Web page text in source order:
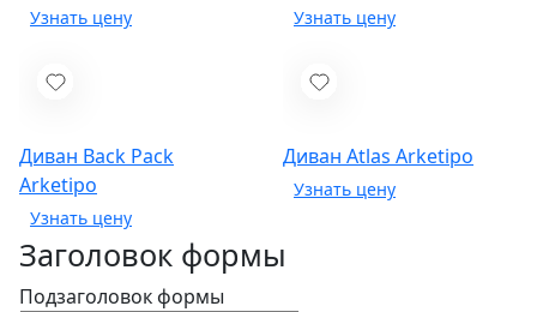
Диван Back Pack
Arketipo
Диван Atlas Arketipo
Заголовок формы
Подзаголовок формы